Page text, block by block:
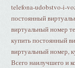
telefona-udobstvo-i-
постоянный
виртуальный номер
купить постоянный
виртуальный номер,
Всего наилучшего и